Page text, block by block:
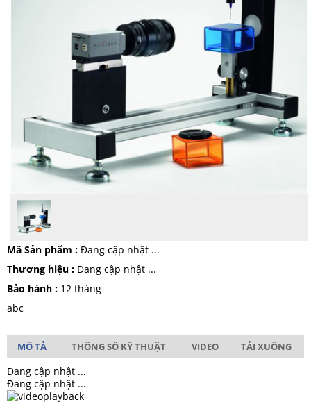
Mã Sản phẩm : Đang cập nhật ...
Thương hiệu : Đang cập nhật ...
Bảo hành : 12 tháng
abc
MÔ TẢ THÔNG SỐ KỸ THUẬT VIDEO
TẢI XUỐNG
Đang cập nhật ...
Đang cập nhật ...